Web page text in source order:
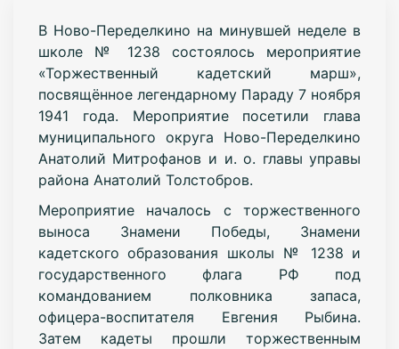
В Ново-Переделкино на минувшей неделе в
школе № 1238 состоялось мероприятие
«Торжественный кадетский марш»,
посвящённое легендарному Параду 7 ноября
1941 года. Мероприятие посетили глава
муниципального округа Ново-Переделкино
Анатолий Митрофанов и и. о. главы управы
района Анатолий Толстобров.
Мероприятие началось с торжественного
выноса Знамени Победы, Знамени
кадетского образования школы № 1238 и
государственного флага РФ под
командованием полковника запаса,
офицера-воспитателя Евгения Рыбина.
Затем кадеты прошли торжественным